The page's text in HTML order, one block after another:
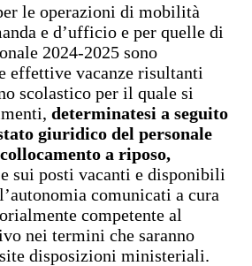
le operazioni di mobilità
e d’ufficio e per quelle di
2024-2025 sono
effettive vacanze risultanti
scolastico per il quale si
determinatesi a seguito
giuridico del personale
a riposo,
e sui posti vacanti e disponibili
comunicati a cura
competente al
nei termini che saranno
disposizioni ministeriali.